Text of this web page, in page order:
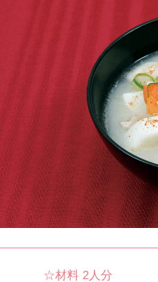
☆材料 2人分